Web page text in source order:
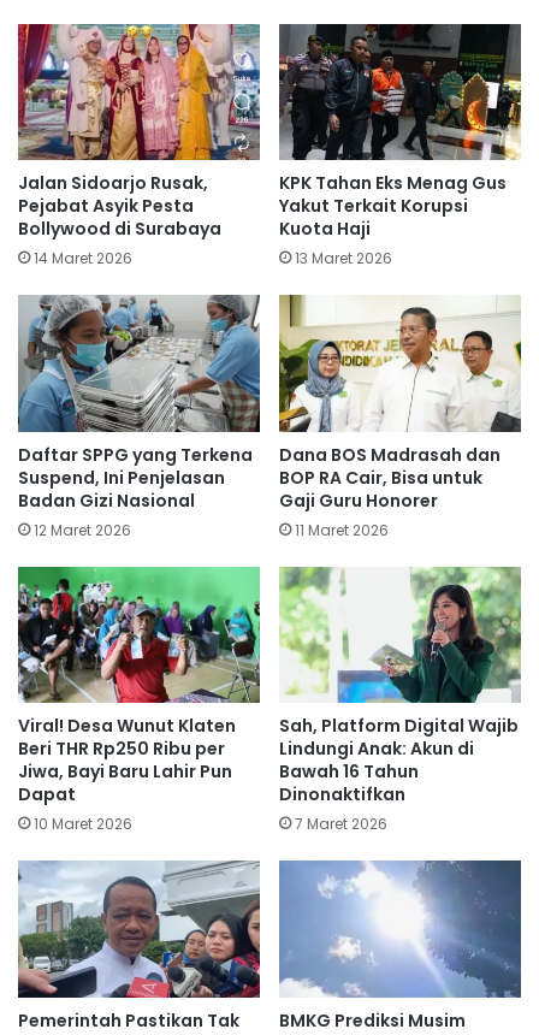
Jalan Sidoarjo Rusak,
Pejabat Asyik Pesta
Bollywood di Surabaya
14 Maret 2026
KPK Tahan Eks Menag Gus
Yakut Terkait Korupsi
Kuota Haji
13 Maret 2026
Daftar SPPG yang Terkena
Suspend, Ini Penjelasan
Badan Gizi Nasional
12 Maret 2026
Dana BOS Madrasah dan
BOP RA Cair, Bisa untuk
Gaji Guru Honorer
11 Maret 2026
Viral! Desa Wunut Klaten
Beri THR Rp250 Ribu per
Jiwa, Bayi Baru Lahir Pun
Dapat
10 Maret 2026
Sah, Platform Digital Wajib
Lindungi Anak: Akun di
Bawah 16 Tahun
Dinonaktifkan
7 Maret 2026
Pemerintah Pastikan Tak
BMKG Prediksi Musim